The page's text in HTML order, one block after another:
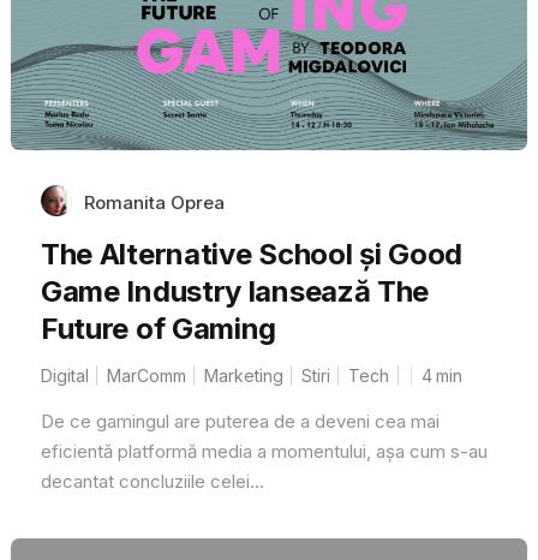
Romanita Oprea
The Alternative School și Good
Game Industry lansează The
Future of Gaming
Digital MarComm Marketing Stiri Tech 4min
De ce gamingul are puterea de a deveni cea mai
eficientă platformă media a momentului, așa cum s-au
decantat concluziile celei...